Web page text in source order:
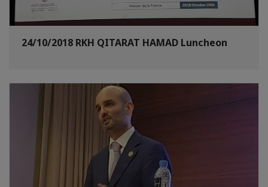
24/10/2018 RKH QITARAT HAMAD Luncheon